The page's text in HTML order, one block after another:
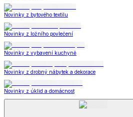
Novinky z bytového textilu
Novinky z ložního povlečení
Novinky z vybavení kuchyně
Novinky z drobný nábytek a dekorace
Novinky z úklid a domácnost